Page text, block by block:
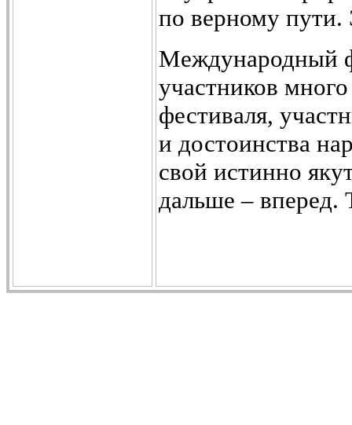
по верному пути.
Международный
участников
фестиваля,
и достоинства
свой истинно
дальше – вперед.